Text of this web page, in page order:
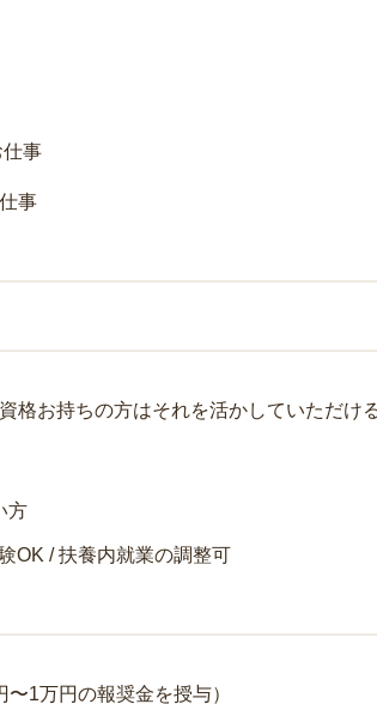
事
事
格お持ちの方はそれを活かしていただけ
方
OK / 扶養内就業の調整可
1万円の報奨金を授与）